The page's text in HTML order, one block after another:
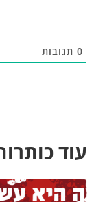
תגובות
כותרות: